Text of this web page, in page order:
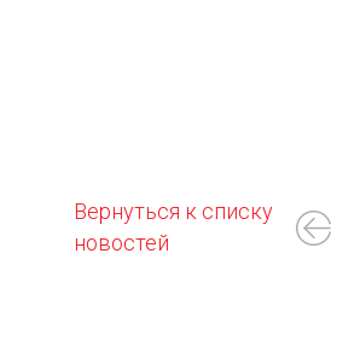
Вернуться к списку
новостей